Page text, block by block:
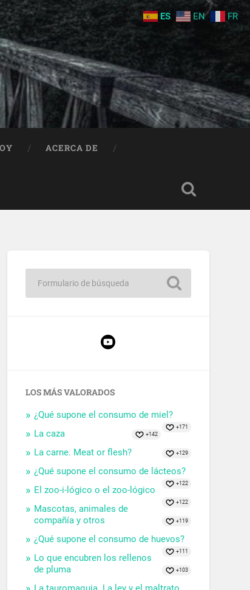
ACERCA DE
LOS MÁS VALORADOS
¿Qué supone el consumo de miel?
+171
La caza +142
La carne. Meat or flesh? +129
¿Qué supone el consumo de lácteos?
+122
El zoo-i-lógico o el zoo-lógico
+122
Mascotas, animales de
compañía y otros
+119
¿Qué supone el consumo de huevos?
+111
Lo que encubren los rellenos
de pluma
+103
ES EN FR